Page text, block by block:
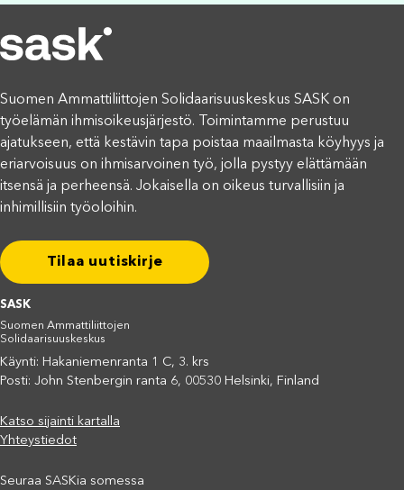
Suomen Ammattiliittojen Solidaarisuuskeskus SASK on
työelämän ihmisoikeusjärjestö. Toimintamme perustuu
ajatukseen, että kestävin tapa poistaa maailmasta köyhyys ja
eriarvoisuus on ihmisarvoinen työ, jolla pystyy elättämään
itsensä ja perheensä. Jokaisella on oikeus turvallisiin ja
inhimillisiin työoloihin.
Tilaa uutiskirje
SASK
Suomen Ammattiliittojen
Solidaarisuuskeskus
Käynti: Hakaniemenranta 1 C, 3. krs
Posti: John Stenbergin ranta 6, 00530 Helsinki, Finland
Katso sijainti kartalla
Yhteystiedot
Seuraa SASKia somessa